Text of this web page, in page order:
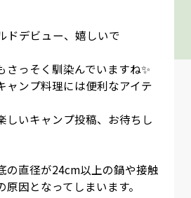
ドデビュー、嬉しいで
さっそく馴染んでいますね✨
ャンプ料理には便利なアイテ
しいキャンプ投稿、お待ちし
直径が24cm以上の鍋や接触
因となってしまいます。